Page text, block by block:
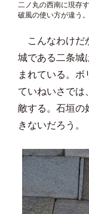
二ノ丸の西南に現存
破風の使い方が違う
こんなわけだ
城である二条城
まれている。
ていねいさでは
敵する。石垣の
きないだろう。